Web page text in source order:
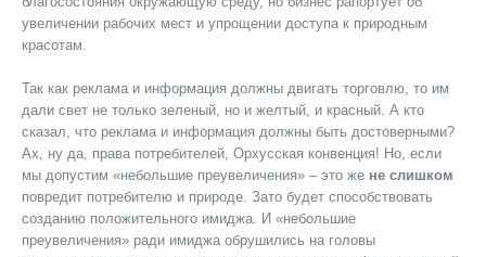
увеличении рабочих мест и упрощении доступа к природным
красотам.
Так как реклама и информация должны двигать торговлю, то им
дали свет не только зеленый, но и желтый, и красный. А кто
сказал, что реклама и информация должны быть достоверными?
Ах, ну да, права потребителей, Орхусская конвенция! Но, если
мы допустим «небольшие преувеличения» – это же не слишком
повредит потребителю и природе. Зато будет способствовать
созданию положительного имиджа. И «небольшие
преувеличения» ради имиджа обрушились на головы